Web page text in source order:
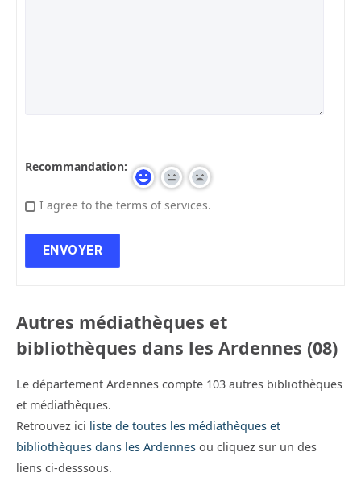
Recommandation:
I agree to the terms of services.
Autres médiathèques et
bibliothèques dans les Ardennes (08)
Le département Ardennes compte 103 autres bibliothèques
et médiathèques.
Retrouvez ici liste de toutes les médiathèques et
bibliothèques dans les Ardennes ou cliquez sur un des
liens ci-desssous.